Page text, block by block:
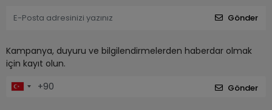
Gönder
Kampanya, duyuru ve bilgilendirmelerden haberdar olmak
için kayıt olun.
Gönder